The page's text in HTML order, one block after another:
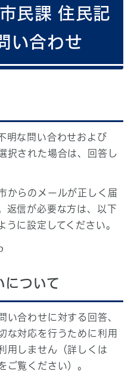
民課 住民記
い合わせ
明な問い合わせおよび
択された場合は、回答し
からのメールが正しく届
返信が必要な方は、以下
うに設定してください。
について
い合わせに対する回答、
な対応を行うために利用
用しません（詳しくは
ご覧ください）。